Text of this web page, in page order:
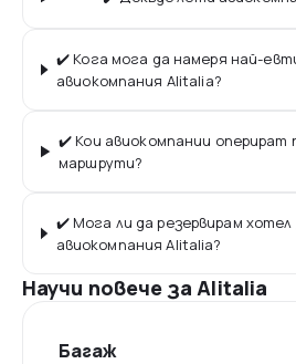
✔️ Кога мога да намеря най-
авиокомпания Alitalia?
✔️ Кои авиокомпании оперират
маршрути?
✔️ Мога ли да резервирам
авиокомпания Alitalia?
Научи повече за Alitalia
Багаж